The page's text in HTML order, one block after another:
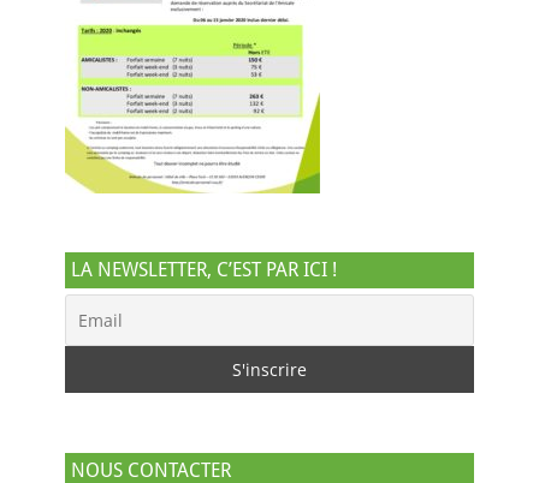
LA NEWSLETTER, C’EST PAR ICI !
NOUS CONTACTER